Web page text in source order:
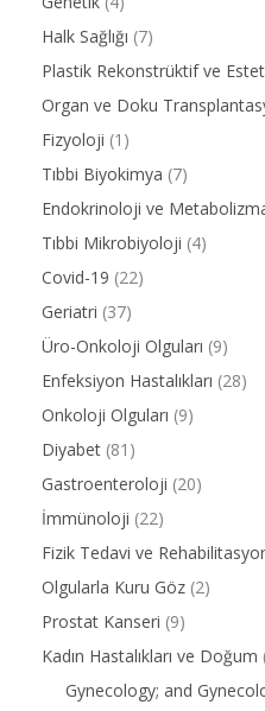
Halk Sağlığı (7)
Plastik Rekonstrüktif ve
Organ ve Doku
Fizyoloji (1)
Tıbbi Biyokimya (7)
Endokrinoloji ve
Tıbbi Mikrobiyoloji (4)
Covid-19 (22)
Geriatri (37)
Üro-Onkoloji Olguları (9)
Enfeksiyon Hastalıkları (28)
Onkoloji Olguları (9)
Diyabet (81)
Gastroenteroloji (20)
İmmünoloji (22)
Fizik Tedavi ve
Olgularla Kuru Göz (2)
Prostat Kanseri (9)
Kadın Hastalıkları ve Doğum
Gynecology; and